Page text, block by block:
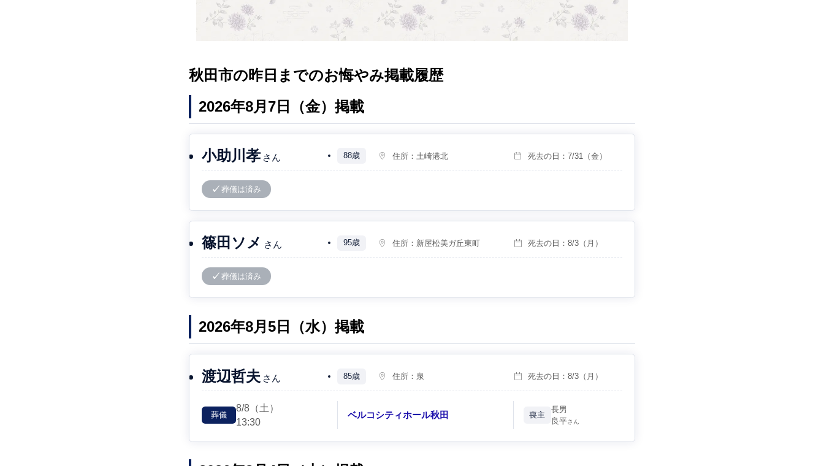
秋田市の昨日までのお悔やみ掲載履歴
2026年8月7日（金）掲載
小助川孝 さん 88歳 住所： 土崎港北 死去の日： 7/31 （金）
葬儀は済み
篠田ソメ さん 95歳 住所： 新屋松美ガ丘東町 死去の日： 8/3（月）
葬儀は済み
2026年8月5日（水）掲載
渡辺哲夫 さん 85歳 住所： 泉 死去の日： 8/3（月）
葬儀
8/8 （土）
13:30
ベルコシティホール秋田 喪主
長男
良平さん